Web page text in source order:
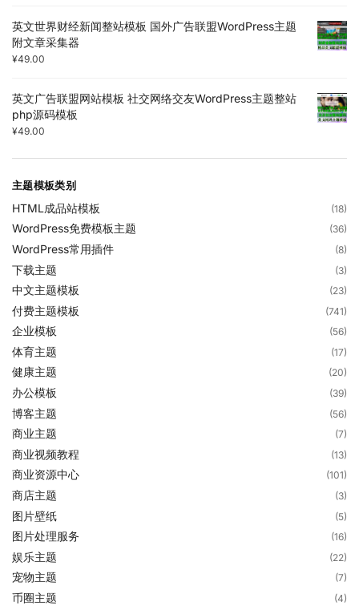
英文世界财经新闻整站模板 国外广告联盟WordPress主题
附文章采集器
¥49.00
英文广告联盟网站模板 社交网络交友WordPress主题整站
php源码模板
¥49.00
主题模板类别
HTML成品站模板 (18)
WordPress免费模板主题 (36)
WordPress常用插件 (8)
下载主题 (3)
中文主题模板 (23)
付费主题模板 (741)
企业模板 (56)
体育主题 (17)
健康主题 (20)
办公模板 (39)
博客主题 (56)
商业主题 (7)
商业视频教程 (13)
商业资源中心 (101)
商店主题 (3)
图片壁纸 (5)
图片处理服务 (16)
娱乐主题 (22)
宠物主题 (7)
币圈主题 (4)